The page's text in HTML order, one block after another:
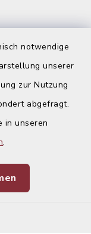
notwendige
unserer
zur Nutzung
abgefragt.
in unseren
.